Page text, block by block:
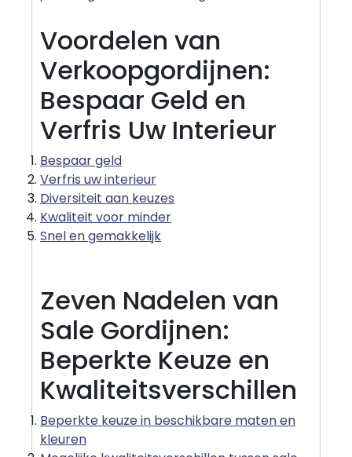
Voordelen van
Verkoopgordijnen:
Bespaar Geld en
Verfris Uw Interieur
Bespaar geld
Verfris uw interieur
Diversiteit aan keuzes
Kwaliteit voor minder
Snel en gemakkelijk
Zeven Nadelen van
Sale Gordijnen:
Beperkte Keuze en
Kwaliteitsverschillen
Beperkte keuze in beschikbare maten en
kleuren